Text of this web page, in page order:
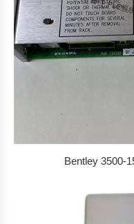
Bentley 3500-